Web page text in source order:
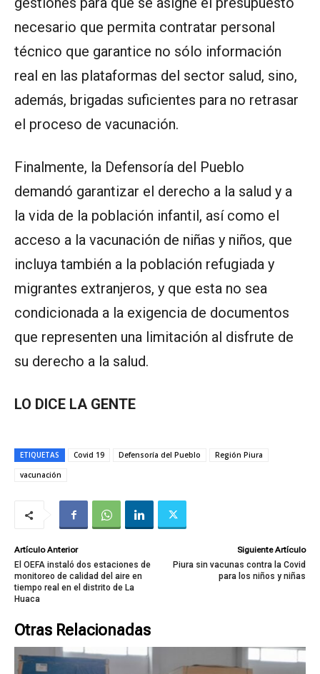
necesario que permita contratar personal
técnico que garantice no sólo información
real en las plataformas del sector salud, sino,
además, brigadas suficientes para no retrasar
el proceso de vacunación.
Finalmente, la Defensoría del Pueblo
demandó garantizar el derecho a la salud y a
la vida de la población infantil, así como el
acceso a la vacunación de niñas y niños, que
incluya también a la población refugiada y
migrantes extranjeros, y que esta no sea
condicionada a la exigencia de documentos
que representen una limitación al disfrute de
su derecho a la salud.
LO DICE LA GENTE
ETIQUETAS Covid 19 Defensoría del Pueblo
Región Piura
vacunación
Artículo Anterior
El OEFA instaló dos estaciones de
monitoreo de calidad del aire en
tiempo real en el distrito de La
Huaca
Siguiente Artículo
Piura sin vacunas contra la Covid
para los niños y niñas
Otras Relacionadas